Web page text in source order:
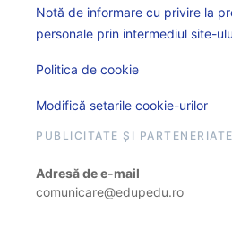
Notă de informare cu privire la
personale prin intermediul site-
Politica de cookie
Modifică setarile cookie-urilor
PUBLICITATE ȘI PARTENERIATE
Adresă de e-mail
comunicare@edupedu.ro